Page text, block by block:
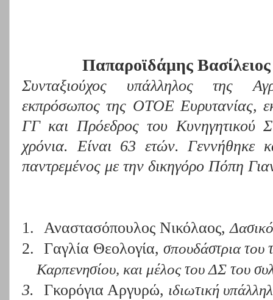
Παπαροϊδάμης
Συνταξιούχος υπάλληλος της
εκπρόσωπος της ΟΤΟΕ Ευρυτανίας,
ΓΓ και Πρόεδρος του Κυνηγητικού
χρόνια. Είναι 63 ετών. Γεννήθηκε
παντρεμένος με την δικηγόρο Πόπη
1. Αναστασόπουλος Νικόλαος,
2. Γαγλία Θεολογία, σπουδάστρια του
Καρπενησίου, και μέλος του ΔΣ του
3. Γκορόγια Αργυρώ, ιδιωτική